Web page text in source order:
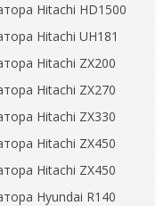
Hitachi HD1500
Hitachi UH181
Hitachi ZX200
Hitachi ZX270
Hitachi ZX330
Hitachi ZX450
Hitachi ZX450
Hyundai R140